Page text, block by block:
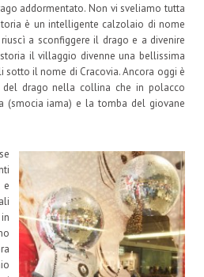
addormentato. Non vi sveliamo tutta
è un intelligente calzolaio di nome
a sconfiggere il drago e a divenire
il villaggio divenne una bellissima
sotto il nome di Cracovia. Ancora oggi è
del drago nella collina che in polacco
(smocia iama) e la tomba del giovane
e